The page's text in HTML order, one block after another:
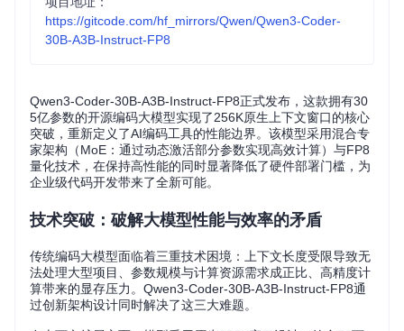
https://gitcode.com/hf_mirrors/Qwen/Qwen3-Coder-
30B-A3B-Instruct-FP8
Qwen3-Coder-30B-A3B-Instruct-FP8正式发布，这款拥有30
5亿参数的开源编码大模型实现了256K原生上下文窗口的核心
突破，重新定义了AI编码工具的性能边界。该模型采用混合专
家架构（MoE：通过动态激活部分参数实现高效计算）与FP8
量化技术，在保持高性能的同时显著降低了硬件部署门槛，为
企业级代码开发带来了全新可能。
技术突破：破解大模型性能与效率的矛盾
传统编码大模型面临着三重技术困境：上下文长度受限导致无
法处理大型项目、参数规模与计算资源需求成正比、高精度计
算带来的显存压力。Qwen3-Coder-30B-A3B-Instruct-FP8通
过创新架构设计同时解决了这三大难题。